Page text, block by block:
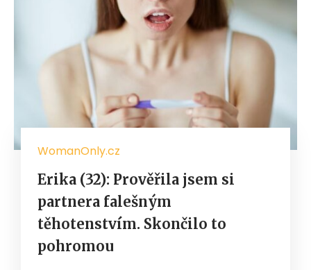
WomanOnly.cz
Erika (32): Prověřila jsem si
partnera falešným
těhotenstvím. Skončilo to
pohromou